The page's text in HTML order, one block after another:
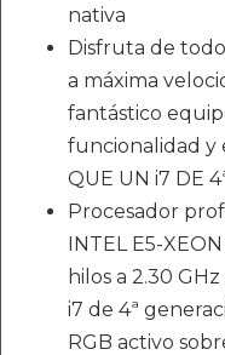
nativa
Disfruta de
a máxima
fantástico
funcionalidad y
QUE UN i7 DE
Procesador
INTEL E5-
hilos a 2.30
i7 de 4ª
RGB activo